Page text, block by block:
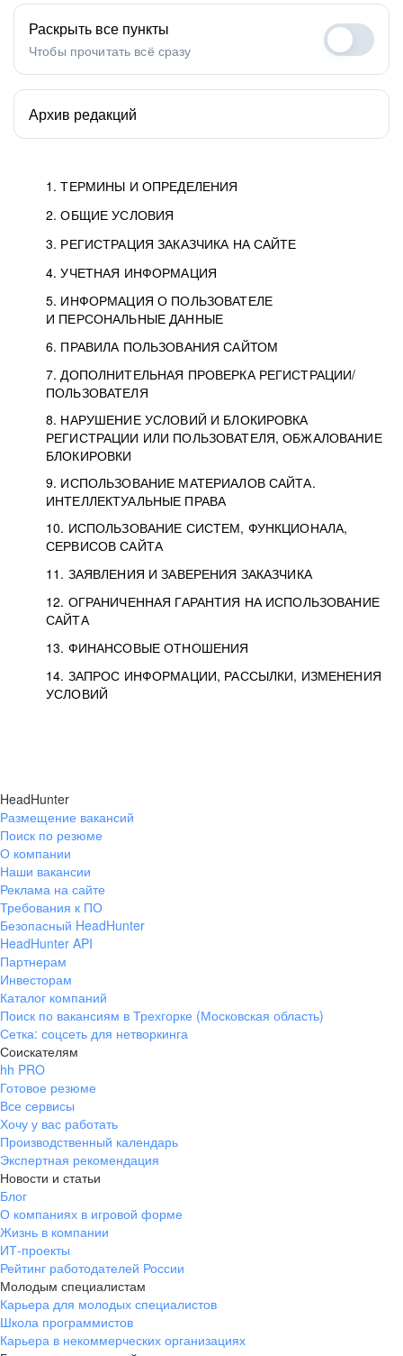
1. ТЕРМИНЫ И ОПРЕДЕЛЕНИЯ
2. ОБЩИЕ УСЛОВИЯ
3. РЕГИСТРАЦИЯ ЗАКАЗЧИКА НА САЙТЕ
4. УЧЕТНАЯ ИНФОРМАЦИЯ
5. ИНФОРМАЦИЯ О ПОЛЬЗОВАТЕЛЕ
И ПЕРСОНАЛЬНЫЕ ДАННЫЕ
6. ПРАВИЛА ПОЛЬЗОВАНИЯ САЙТОМ
7. ДОПОЛНИТЕЛЬНАЯ ПРОВЕРКА РЕГИСТРАЦИИ/
ПОЛЬЗОВАТЕЛЯ
8. НАРУШЕНИЕ УСЛОВИЙ И БЛОКИРОВКА
РЕГИСТРАЦИИ ИЛИ ПОЛЬЗОВАТЕЛЯ, ОБЖАЛОВАНИЕ
БЛОКИРОВКИ
9. ИСПОЛЬЗОВАНИЕ МАТЕРИАЛОВ САЙТА.
ИНТЕЛЛЕКТУАЛЬНЫЕ ПРАВА
10. ИСПОЛЬЗОВАНИЕ СИСТЕМ, ФУНКЦИОНАЛА,
СЕРВИСОВ САЙТА
11. ЗАЯВЛЕНИЯ И ЗАВЕРЕНИЯ ЗАКАЗЧИКА
12. ОГРАНИЧЕННАЯ ГАРАНТИЯ НА ИСПОЛЬЗОВАНИЕ
САЙТА
13. ФИНАНСОВЫЕ ОТНОШЕНИЯ
14. ЗАПРОС ИНФОРМАЦИИ, РАССЫЛКИ, ИЗМЕНЕНИЯ
УСЛОВИЙ
Раскрыть все пункты
Чтобы прочитать всё сразу
Архив редакций
HeadHunter
Размещение вакансий
Поиск по резюме
О компании
Наши вакансии
Реклама на сайте
Требования к ПО
Безопасный HeadHunter
HeadHunter API
Партнерам
Инвесторам
Каталог компаний
Поиск по вакансиям в Трехгорке (Московская область)
Сетка: соцсеть для нетворкинга
Соискателям
hh PRO
Готовое резюме
Все сервисы
Хочу у вас работать
Производственный календарь
Экспертная рекомендация
Новости и статьи
Блог
О компаниях в игровой форме
Жизнь в компании
ИТ-проекты
Рейтинг работодателей России
Молодым специалистам
Карьера для молодых специалистов
Школа программистов
Карьера в некоммерческих организациях